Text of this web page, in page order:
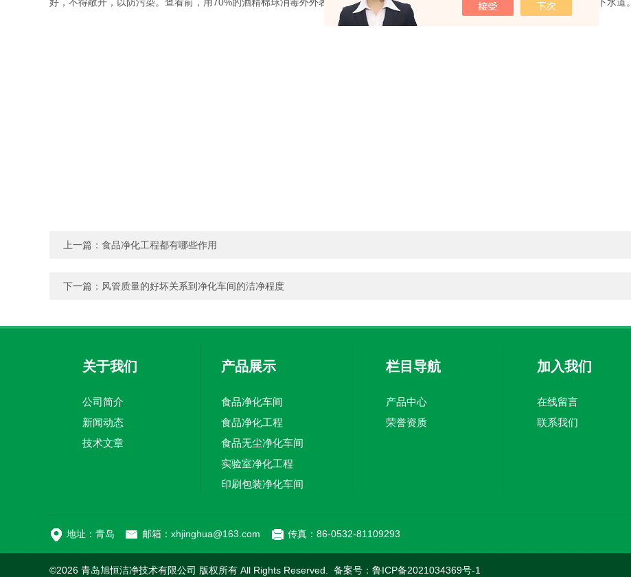
上一篇： 食品净化工程都有哪些作用
下一篇： 风管质量的好坏关系到净化车间的洁净程度
关于我们
公司简介
新闻动态
技术文章
产品展示
食品净化车间
食品净化工程
食品无尘净化车间
实验室净化工程
印刷包装净化车间
栏目导航
产品中心
荣誉资质
加入我们
在线留言
联系我们
地址：青岛 邮箱：xhjinghua@163.com 传真：86-0532-81109293
©2026 青岛旭恒洁净技术有限公司 版权所有 All Rights Reserved. 备案号： 鲁ICP备2021034369号-1